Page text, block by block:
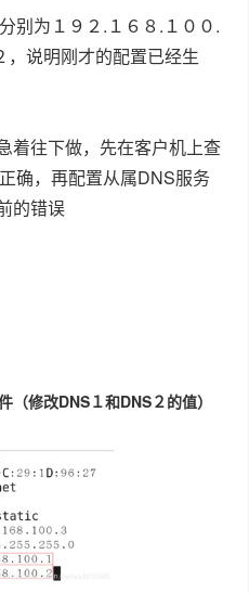
务器的IP地址（１９２.１
的修改生效